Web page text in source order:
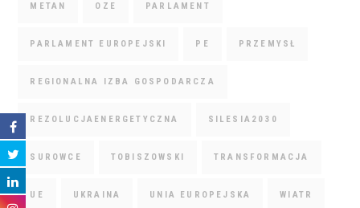
METAN OZE PARLAMENT
PARLAMENT EUROPEJSKI PE PRZEMYSŁ
REGIONALNA IZBA GOSPODARCZA
REZOLUCJAENERGETYCZNA SILESIA2030
SUROWCE TOBISZOWSKI TRANSFORMACJA
UE UKRAINA UNIA EUROPEJSKA WIATR